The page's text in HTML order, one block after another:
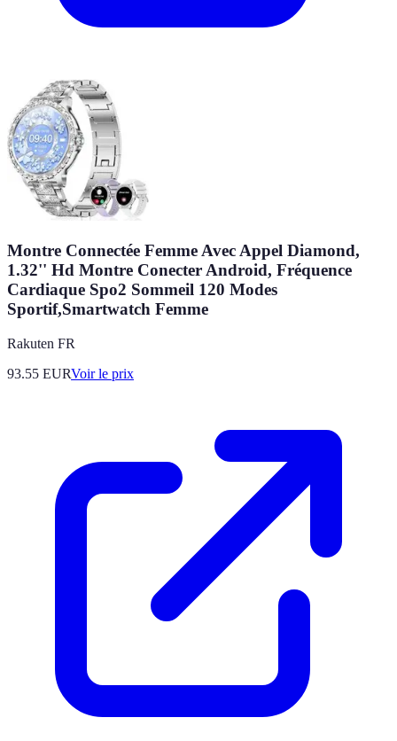
Montre Connectée Femme Avec Appel Diamond,
1.32'' Hd Montre Conecter Android, Fréquence
Cardiaque Spo2 Sommeil 120 Modes
Sportif,Smartwatch Femme
Rakuten FR
93.55 EURVoir le prix